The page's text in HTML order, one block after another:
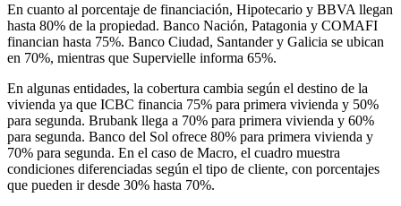
En cuanto al porcentaje de financiación, Hipotecario y BBVA llegan
hasta 80% de la propiedad. Banco Nación, Patagonia y COMAFI
financian hasta 75%. Banco Ciudad, Santander y Galicia se ubican
en 70%, mientras que Supervielle informa 65%.
En algunas entidades, la cobertura cambia según el destino de la
vivienda ya que ICBC financia 75% para primera vivienda y 50%
para segunda. Brubank llega a 70% para primera vivienda y 60%
para segunda. Banco del Sol ofrece 80% para primera vivienda y
70% para segunda. En el caso de Macro, el cuadro muestra
condiciones diferenciadas según el tipo de cliente, con porcentajes
que pueden ir desde 30% hasta 70%.